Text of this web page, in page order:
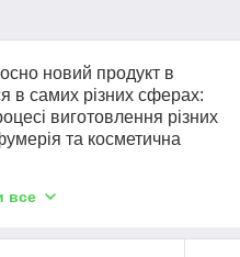
новий продукт в
в самих різних сферах:
виготовлення різних
та косметична
все